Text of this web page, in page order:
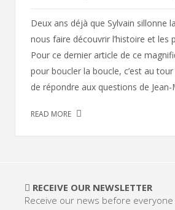
Deux ans déjà que Sylvain sillonne
nous faire découvrir l’histoire et les
Pour ce dernier article de ce
pour boucler la boucle, c’est au
de répondre aux questions de Jean-
READ MORE
RECEIVE OUR NEWSLETTER
Receive our news before everyone